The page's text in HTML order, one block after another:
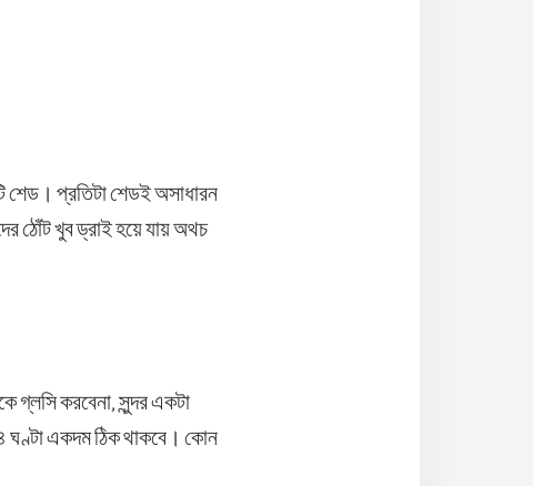
শেড। প্রতিটা শেডই অসাধারন
ঠোঁট খুব ড্রাই হয়ে যায় অথচ
গ্লসি করবেনা, সুন্দর একটা
ঘণ্টা একদম ঠিক থাকবে। কোন